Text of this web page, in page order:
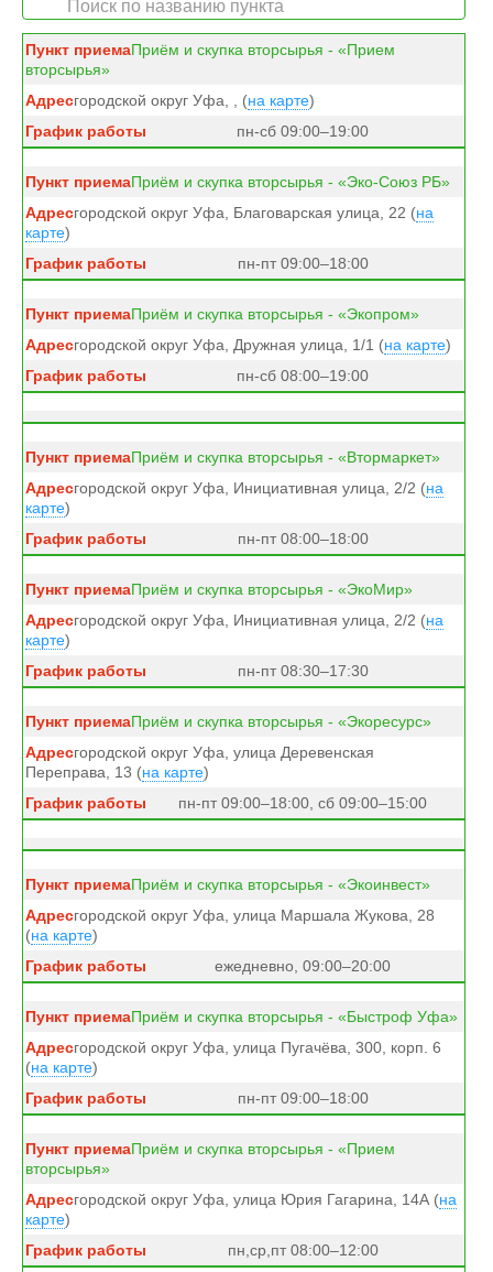
Приём и скупка вторсырья - «Прием
вторсырья»
городской округ Уфа, , (на карте)
пн-сб 09:00–19:00
Приём и скупка вторсырья - «Эко-Союз РБ»
городской округ Уфа, Благоварская улица, 22 (на
карте)
пн-пт 09:00–18:00
Приём и скупка вторсырья - «Экопром»
городской округ Уфа, Дружная улица, 1/1 (на карте)
пн-сб 08:00–19:00
Приём и скупка вторсырья - «Втормаркет»
городской округ Уфа, Инициативная улица, 2/2 (на
карте)
пн-пт 08:00–18:00
Приём и скупка вторсырья - «ЭкоМир»
городской округ Уфа, Инициативная улица, 2/2 (на
карте)
пн-пт 08:30–17:30
Приём и скупка вторсырья - «Экоресурс»
городской округ Уфа, улица Деревенская
Переправа, 13 (на карте)
пн-пт 09:00–18:00, сб 09:00–15:00
Приём и скупка вторсырья - «Экоинвест»
городской округ Уфа, улица Маршала Жукова, 28
(на карте)
ежедневно, 09:00–20:00
Приём и скупка вторсырья - «Быстроф Уфа»
городской округ Уфа, улица Пугачёва, 300, корп. 6
(на карте)
пн-пт 09:00–18:00
Приём и скупка вторсырья - «Прием
вторсырья»
городской округ Уфа, улица Юрия Гагарина, 14А (на
карте)
пн,ср,пт 08:00–12:00